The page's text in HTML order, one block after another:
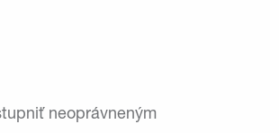
neoprávneným